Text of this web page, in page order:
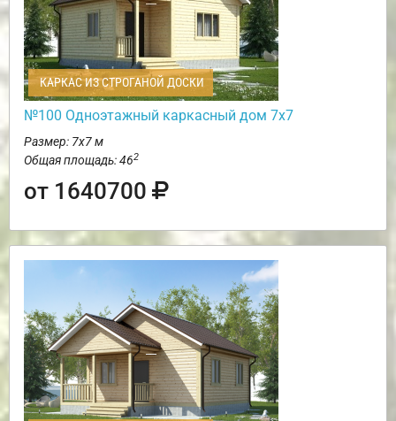
КАРКАС ИЗ СТРОГАНОЙ ДОСКИ
№100 Одноэтажный каркасный дом 7х7
Размер: 7х7 м
Общая площадь: 462
от 1640700